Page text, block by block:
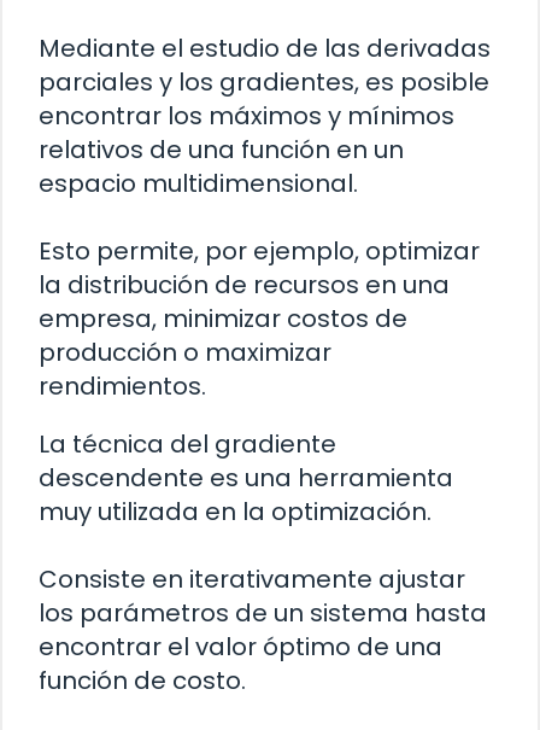
Mediante el estudio de las derivadas
parciales y los gradientes, es posible
encontrar los máximos y mínimos
relativos de una función en un
espacio multidimensional.
Esto permite, por ejemplo, optimizar
la distribución de recursos en una
empresa, minimizar costos de
producción o maximizar
rendimientos.
La técnica del gradiente
descendente es una herramienta
muy utilizada en la optimización.
Consiste en iterativamente ajustar
los parámetros de un sistema hasta
encontrar el valor óptimo de una
función de costo.